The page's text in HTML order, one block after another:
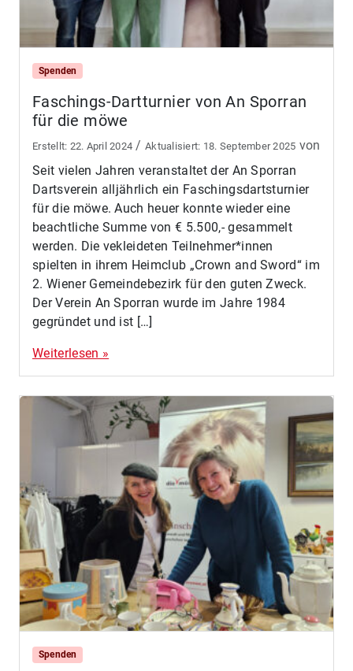
Spenden
Faschings-Dartturnier von An Sporran
für die möwe
22. April 2024 / 18. September 2025 von
Seit vielen Jahren veranstaltet der An Sporran
Dartsverein alljährlich ein Faschingsdartsturnier
für die möwe. Auch heuer konnte wieder eine
beachtliche Summe von € 5.500,- gesammelt
werden. Die vekleideten Teilnehmer*innen
spielten in ihrem Heimclub „Crown and Sword“ im
2. Wiener Gemeindebezirk für den guten Zweck.
Der Verein An Sporran wurde im Jahre 1984
gegründet und ist […]
Weiterlesen »
Spenden